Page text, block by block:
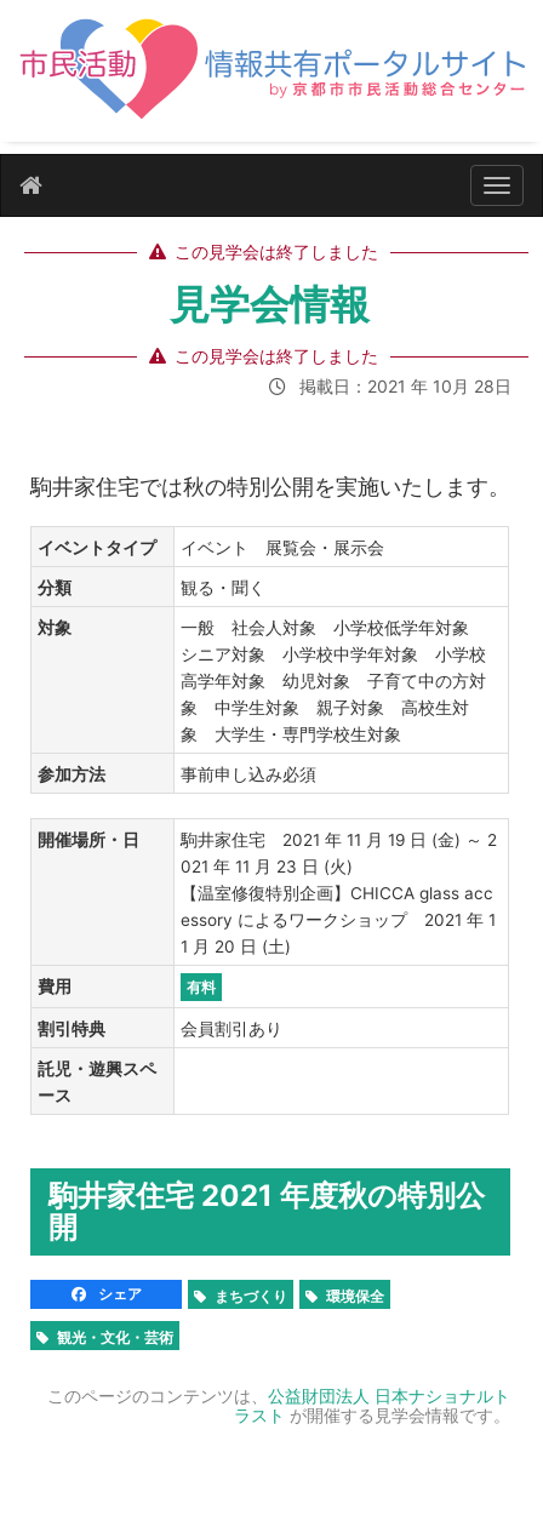
ナビ
この見学会は終了しました
見学会情報
この見学会は終了しました
掲載日：2021 年 10月 28日
駒井家住宅では秋の特別公開を実施いたします。
イベントタイプ イベント 展覧会・展示会
分類 観る・聞く
対象
一般 社会人対象 小学校低学年対象
シニア対象 小学校中学年対象 小学校
高学年対象 幼児対象 子育て中の方対
象 中学生対象 親子対象 高校生対
象 大学生・専門学校生対象
参加方法 事前申し込み必須
開催場所・日
駒井家住宅 2021 年 11 月 19 日 (金) ～ 2
021 年 11 月 23 日 (火)
【温室修復特別企画】CHICCA glass acc
essory によるワークショップ 2021 年 1
1 月 20 日 (土)
費用 有料
割引特典 会員割引あり
託児・遊興スペ
ース
駒井家住宅 2021 年度秋の特別公
開
シェア まちづくり 環境保全
観光・文化・芸術
このページのコンテンツは、 公益財団法人 日本ナショナルト
ラスト が開催する見学会情報です。